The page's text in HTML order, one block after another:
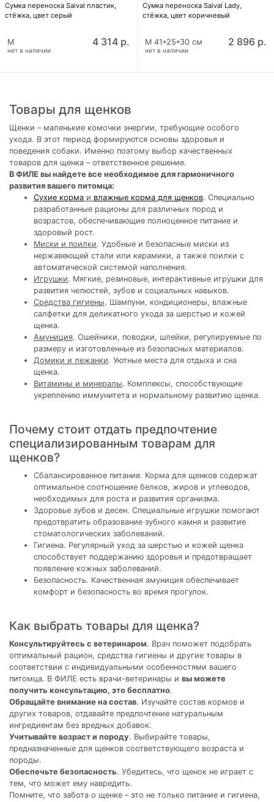
Сумка перeноска Saival пластик,
стёжка, цвет серый
нет в наличии
M 4 314 р.
Сумка перeноска Saival Lady,
стёжка, цвет коричневый
нет в наличии
M 41*25*30 см 2 896 р.
Товары для щенков
Щенки – маленькие комочки энергии, требующие особого
ухода. В этот период формируются основы здоровья и
поведения собаки. Именно поэтому выбор качественных
товаров для щенка – ответственное решение.
В ФИЛЕ вы найдете все необходимое для гармоничного
развития вашего питомца:
Сухие корма и влажные корма для щенков. Специально
разработанные рационы для различных пород и
возрастов, обеспечивающие полноценное питание и
здоровый рост.
Миски и поилки. Удобные и безопасные миски из
нержавеющей стали или керамики, а также поилки с
автоматической системой наполнения.
Игрушки. Мягкие, резиновые, интерактивные игрушки для
развития челюстей, зубов и социальных навыков.
Средства гигиены. Шампуни, кондиционеры, влажные
салфетки для деликатного ухода за шерстью и кожей
щенка.
Амуниция. Ошейники, поводки, шлейки, регулируемые по
размеру и изготовленные из безопасных материалов.
Домики и лежанки. Уютные места для отдыха и сна
щенка.
Витамины и минералы. Комплексы, способствующие
укреплению иммунитета и нормальному развитию щенка.
Почему стоит отдать предпочтение
специализированным товарам для
щенков?
Сбалансированное питание. Корма для щенков содержат
оптимальное соотношение белков, жиров и углеводов,
необходимых для роста и развития организма.
Здоровье зубов и десен. Специальные игрушки помогают
предотвратить образование зубного камня и развитие
стоматологических заболеваний.
Гигиена. Регулярный уход за шерстью и кожей щенка
способствует поддержанию здоровья и предотвращает
появление кожных заболеваний.
Безопасность. Качественная амуниция обеспечивает
комфорт и безопасность во время прогулок.
Как выбрать товары для щенка?
Консультируйтесь с ветеринаром. Врач поможет подобрать
оптимальный рацион, средства гигиены и другие товары в
соответствии с индивидуальными особенностями вашего
питомца. В ФИЛЕ есть врачи-ветеринары и вы можете
получить консультацию, это бесплатно.
Обращайте внимание на состав. Изучайте состав кормов и
других товаров, отдавайте предпочтение натуральным
ингредиентам без вредных добавок.
Учитывайте возраст и породу. Выбирайте товары,
предназначенные для щенков соответствующего возраста и
породы.
Обеспечьте безопасность. Убедитесь, что щенок не играет с
тем, что может ему навредить.
Помните, что забота о щенке – это не только питание и гигиена,